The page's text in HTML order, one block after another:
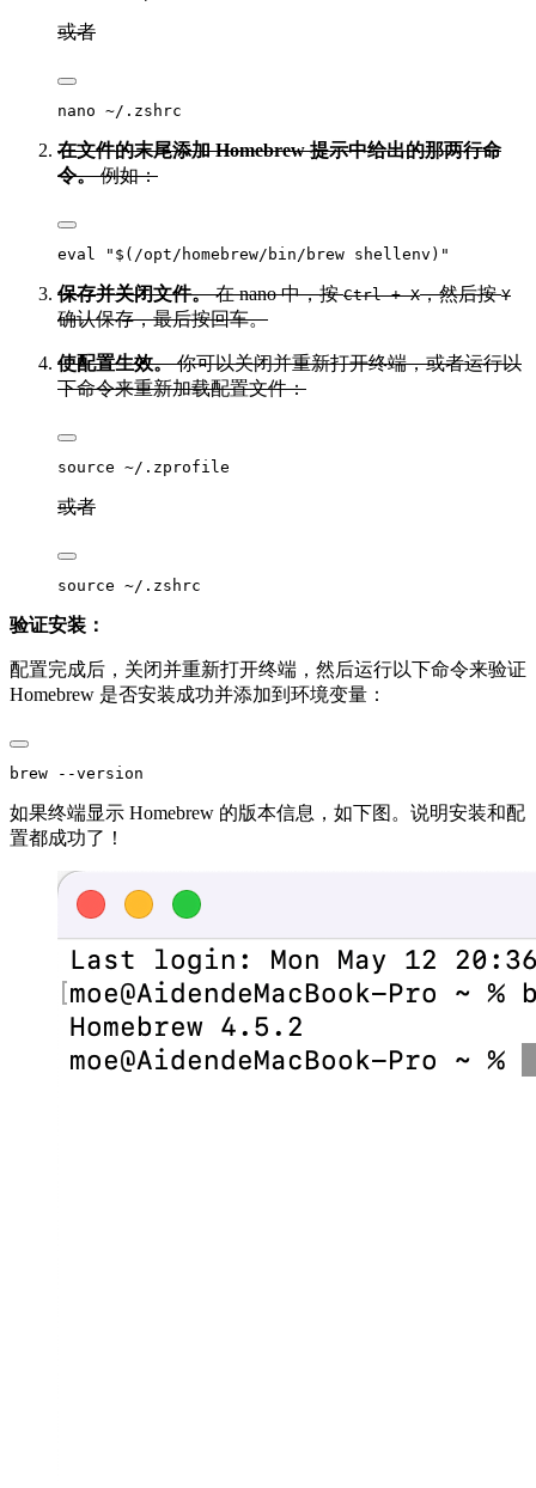
或者
在文件的末尾添加 Homebrew 提示中给出的那两行命
令。例如：
保存并关闭文件。在 nano 中，按Ctrl + X，然后按Y
确认保存，最后按回车。
使配置生效。你可以关闭并重新打开终端，或者运行以
下命令来重新加载配置文件：
或者
验证安装：
配置完成后，关闭并重新打开终端，然后运行以下命令来验证
Homebrew 是否安装成功并添加到环境变量：
如果终端显示 Homebrew 的版本信息，如下图。说明安装和配
置都成功了！